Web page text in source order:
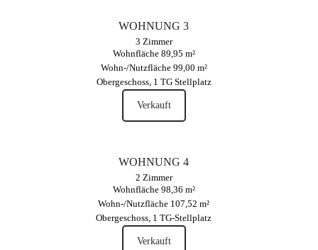
WOHNUNG 3
3 Zimmer
Wohnfläche 89,95 m²
Wohn-/Nutzfläche 99,00 m²
Obergeschoss, 1 TG Stellplatz
Verkauft
WOHNUNG 4
2 Zimmer
Wohnfläche 98,36 m²
Wohn-/Nutzfläche 107,52 m²
Obergeschoss, 1 TG-Stellplatz
Verkauft